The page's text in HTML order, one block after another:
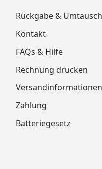
Rückgabe & Umtausch
Kontakt
FAQs & Hilfe
Rechnung drucken
Versandinformationen
Zahlung
Batteriegesetz